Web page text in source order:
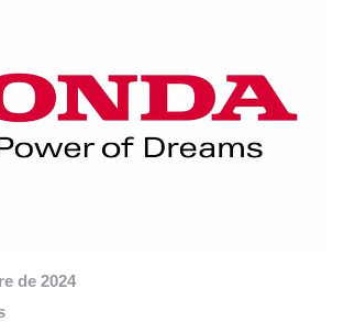
de 2024